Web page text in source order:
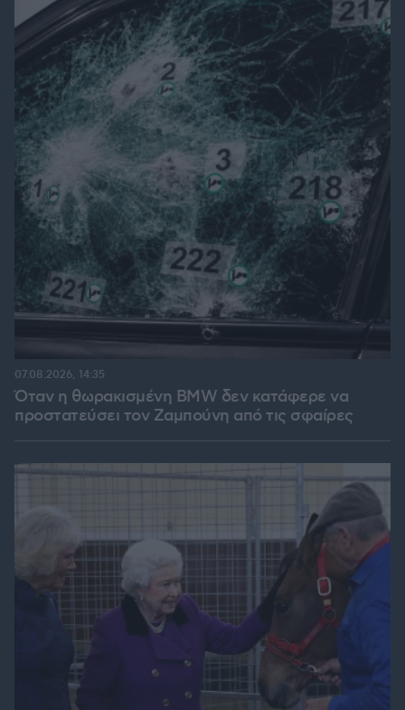
Όταν η θωρακισμένη BMW δεν κατάφερε να
προστατεύσει τον Ζαμπούνη από τις σφαίρες
07.08.2026, 14:35